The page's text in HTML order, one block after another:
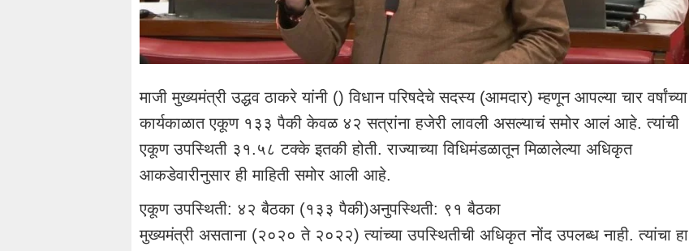
माजी मुख्यमंत्री उद्धव ठाकरे यांनी () विधान परिषदेचे सदस्य (आमदार) म्हणून आपल्या चार वर्षांच्या
कार्यकाळात एकूण १३३ पैकी केवळ ४२ सत्रांना हजेरी लावली असल्याचं समोर आलं आहे. त्यांची
एकूण उपस्थिती ३१.५८ टक्के इतकी होती. राज्याच्या विधिमंडळातून मिळालेल्या अधिकृत
आकडेवारीनुसार ही माहिती समोर आली आहे.
एकूण उपस्थिती: ४२ बैठका (१३३ पैकी)अनुपस्थिती: ९१ बैठका
मुख्यमंत्री असताना (२०२० ते २०२२) त्यांच्या उपस्थितीची अधिकृत नोंद उपलब्ध नाही. त्यांचा हा